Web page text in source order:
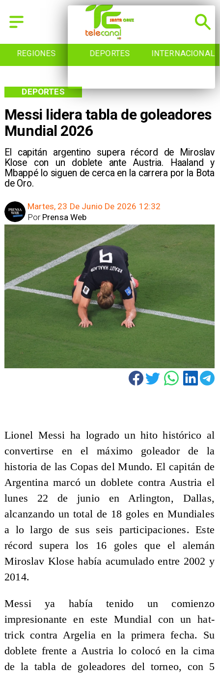
DEPORTES INTERNACIONAL INICIO
Messi lidera tabla de goleadores
Mundial 2026
El capitán argentino supera récord de Miroslav
Klose con un doblete ante Austria. Haaland y
Mbappé lo siguen de cerca en la carrera por la Bota
de Oro.
DEPORTES
Martes, 23 De Junio De 2026 12:32
Prensa Web
Por
Lionel Messi ha logrado un hito histórico al
convertirse en el máximo goleador de la
historia de las Copas del Mundo. El capitán de
Argentina marcó un doblete contra Austria el
lunes 22 de junio en Arlington, Dallas,
alcanzando un total de 18 goles en Mundiales
a lo largo de sus seis participaciones. Este
récord supera los 16 goles que el alemán
Miroslav Klose había acumulado entre 2002 y
2014.
Messi ya había tenido un comienzo
impresionante en este Mundial con un hat-
trick contra Argelia en la primera fecha. Su
doblete frente a Austria lo colocó en la cima
de la tabla de goleadores del torneo, con 5